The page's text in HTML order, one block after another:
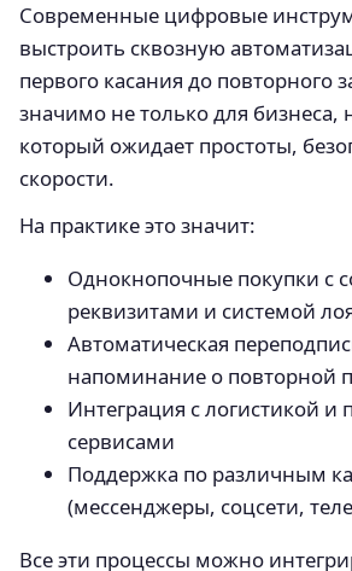
Современные цифровые
выстроить сквозную
первого касания до повторного
значимо не только для бизнеса,
который ожидает простоты,
скорости.
На практике это значит:
Однокнопочные покупки с
реквизитами и системой
Автоматическая
напоминание о повторной
Интеграция с логистикой и
сервисами
Поддержка по различным
(мессенджеры, соцсети,
Все эти процессы можно